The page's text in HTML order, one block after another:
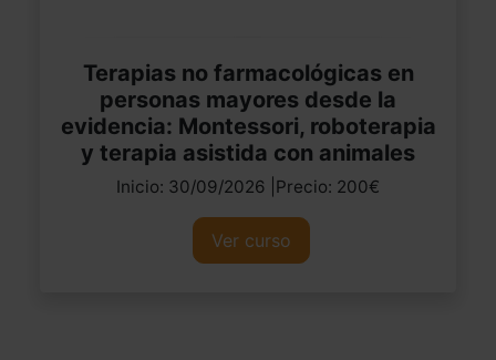
Terapias no farmacológicas en
personas mayores desde la
evidencia: Montessori, roboterapia
y terapia asistida con animales
Inicio: 30/09/2026 |Precio: 200€
Ver curso